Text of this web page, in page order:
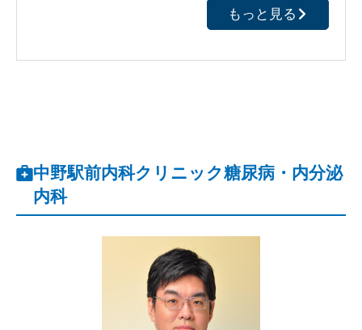
もっと見る
中野駅前内科クリニック糖尿病・内分泌
内科